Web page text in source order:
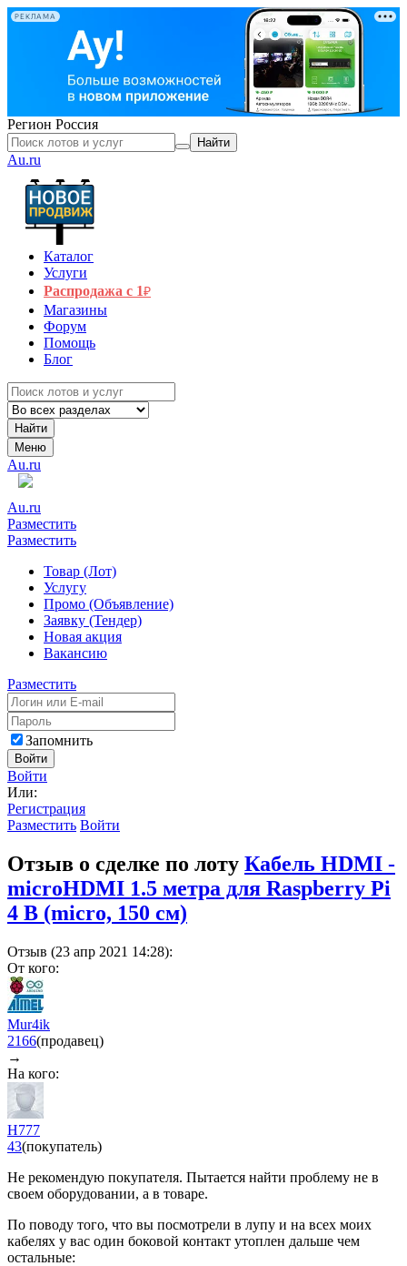
РЕКЛАМА
Регион Россия
Найти
Au.ru
Каталог
Услуги
Распродажа с 1₽
Магазины
Форум
Помощь
Блог
Найти
Меню
Au.ru
Au.ru
Разместить
Разместить
Товар (Лот)
Услугу
Промо (Объявление)
Заявку (Тендер)
Новая акция
Вакансию
Разместить
Запомнить
Войти
Войти
Или:
Регистрация
Разместить Войти
Отзыв о сделке по лоту Кабель HDMI -
microHDMI 1.5 метра для Raspberry Pi
4 B (micro, 150 см)
Отзыв (23 апр 2021 14:28):
От кого:
Mur4ik
2166(продавец)
→
На кого:
Н777
43(покупатель)
Не рекомендую покупателя. Пытается найти проблему не в
своем оборудовании, а в товаре.
По поводу того, что вы посмотрели в лупу и на всех моих
кабелях у вас один боковой контакт утоплен дальше чем
остальные: